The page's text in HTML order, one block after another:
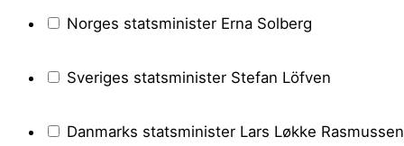
Norges statsminister Erna Solberg
Sveriges statsminister Stefan Löfven
Danmarks statsminister Lars Løkke Rasmussen